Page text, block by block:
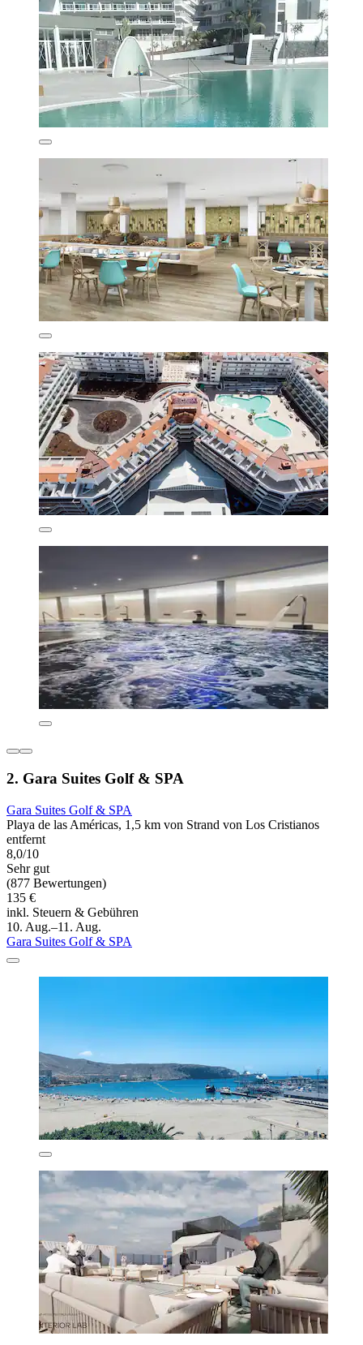
2. Gara Suites Golf & SPA
Gara Suites Golf & SPA
Playa de las Américas, 1,5 km von Strand von Los Cristianos
entfernt
8,0/10
Sehr gut
(877 Bewertungen)
135 €
inkl. Steuern & Gebühren
10. Aug.–11. Aug.
Gara Suites Golf & SPA